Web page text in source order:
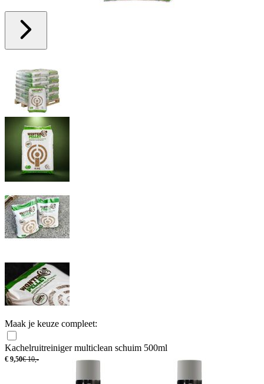
Maak je keuze compleet:
Kachelruitreiniger multiclean schuim 500ml
€ 9,50€10,-